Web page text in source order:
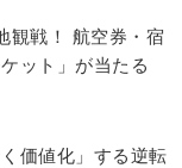
観戦！ 航空券・宿
ット」が当たる
価値化」する逆転